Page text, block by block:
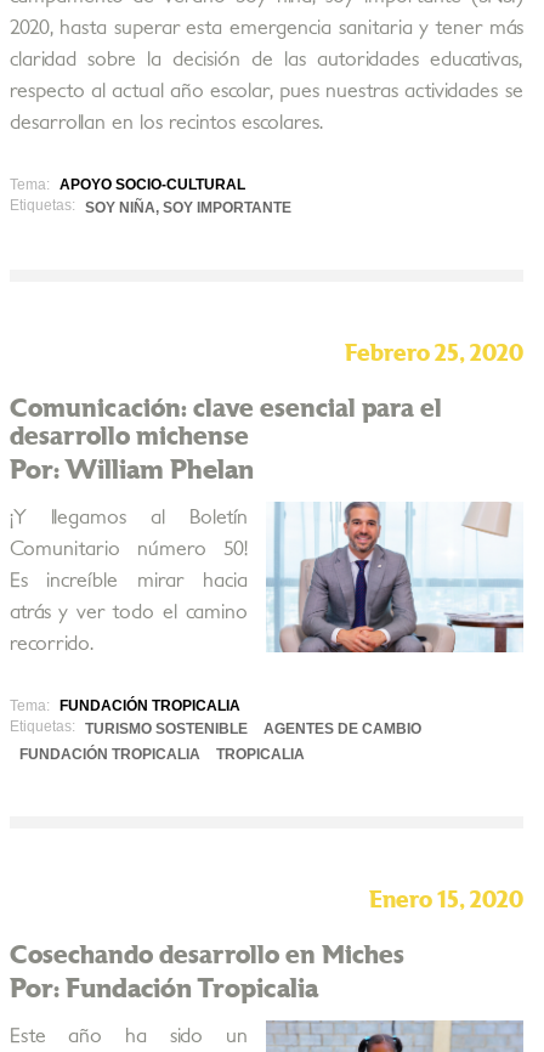
2020, hasta superar esta emergencia sanitaria y tener más
claridad sobre la decisión de las autoridades educativas,
respecto al actual año escolar, pues nuestras actividades se
desarrollan en los recintos escolares.
Tema:
APOYO SOCIO-CULTURAL
Etiquetas:
SOY NIÑA, SOY IMPORTANTE
Febrero 25, 2020
Comunicación: clave esencial para el
desarrollo michense
Por: William Phelan
¡Y llegamos al Boletín
Comunitario número 50!
Es increíble mirar hacia
atrás y ver todo el camino
recorrido.
Tema:
FUNDACIÓN TROPICALIA
Etiquetas:
TURISMO SOSTENIBLE
AGENTES DE CAMBIO
FUNDACIÓN TROPICALIA
TROPICALIA
Enero 15, 2020
Cosechando desarrollo en Miches
Por: Fundación Tropicalia
Este año ha sido un